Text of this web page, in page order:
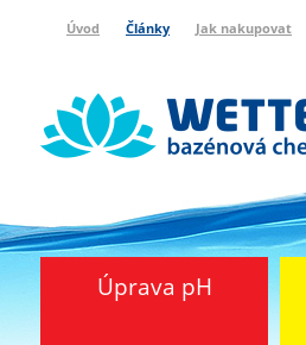
Úvod Články Jak nakupovat
Úprava pH